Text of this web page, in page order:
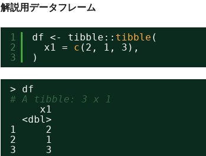
解説用データフレーム
1
2
3
df <- tibble:: tibble (
x1 = c (2, 1, 3),
)
> df
# A tibble: 3 x 1
x1
<dbl>
1     2
2     1
3     3